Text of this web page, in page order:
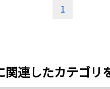
1
連したカテゴリ